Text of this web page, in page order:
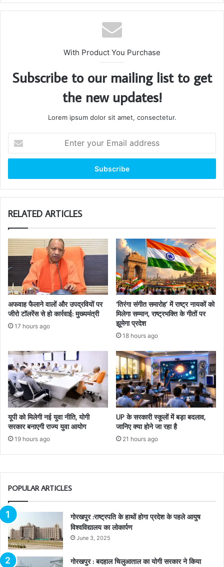
With Product You Purchase
Subscribe to our mailing list to get
the new updates!
Lorem ipsum dolor sit amet, consectetur.
your
Email
RELATED ARTICLES
अफवाह फैलाने वालों और उपद्रवियों पर
जीरो टॉलरेंस से हो कार्रवाई: मुख्यमंत्री
17 hours ago
‘तिरंगा संगीत समारोह’ में राष्ट्र नायकों को
मिलेगा सम्मान, राष्ट्रभक्ति के गीतों पर
झूमेगा प्रदेश
18 hours ago
यूपी को मिलेगी नई युवा नीति, योगी
सरकार बनाएगी राज्य युवा आयोग
19 hours ago
UP के सरकारी स्कूलों में बड़ा बदलाव,
जानिए क्या होने जा रहा है
21 hours ago
POPULAR ARTICLES
गोरखपुर :राष्ट्रपति के हाथों होगा प्रदेश के पहले आयुष
विश्वविद्यालय का लोकार्पण
June 3, 2025
गोरखपुर : बदहाल चिलुआताल का योगी सरकार ने किया